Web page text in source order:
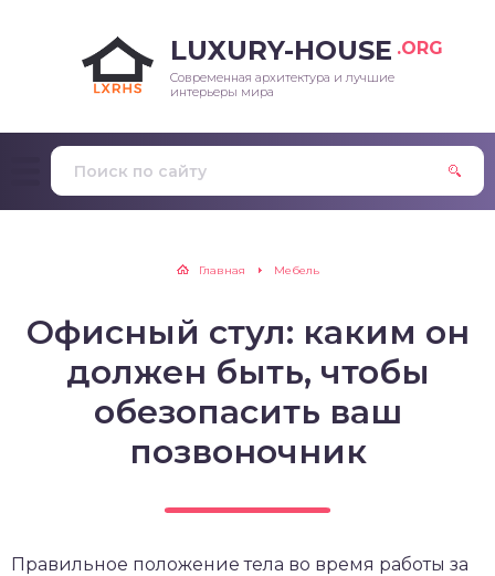
LUXURY-HOUSE .ORG
Современная архитектура и лучшие
интерьеры мира
Главная Мебель
Офисный стул: каким он
должен быть, чтобы
обезопасить ваш
позвоночник
Правильное положение тела во время работы за